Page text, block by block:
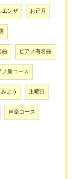
エンザ お正月
曲 ピアノ有名曲
ノ新コース
よう 土曜日
声楽コース